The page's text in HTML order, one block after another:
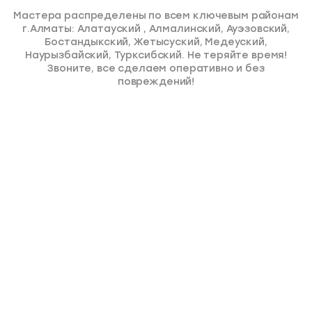
Мастера распределены по всем ключевым районам
г.Алматы: Алатауский , Алмалинский, Ауэзовский,
Бостандыкский, Жетысуский, Медеуский,
Наурызбайский, Турксибский. Не теряйте время!
Звоните, все сделаем оперативно и без
повреждений!